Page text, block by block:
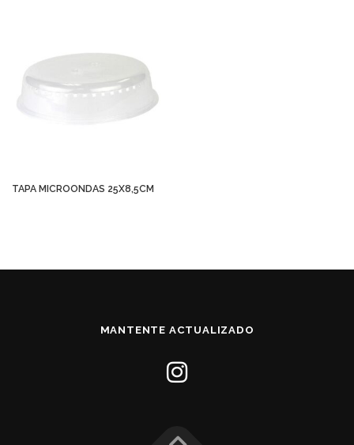
TAPA MICROONDAS 25X8,5CM
MANTENTE ACTUALIZADO